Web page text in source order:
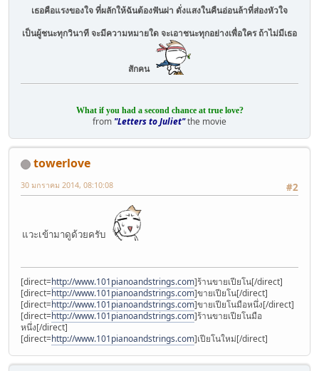
เธอคือแรงของใจ ที่ผลักให้ฉันต้องฟันผ่า ดั่งแสงในคืนอ่อนล้าที่ส่องหัวใจ
เป็นผู้ชนะทุกวินาที จะมีความหมายใด จะเอาชนะทุกอย่างเพื่อใคร ถ้าไม่มีเธอ
สักคน
What if you had a second chance at true love?
from "Letters to Juliet"the movie
towerlove
#2
30 มกราคม 2014, 08:10:08
แวะเข้ามาดูด้วยครับ
[direct=http://www.101pianoandstrings.com]ร้านขายเปียโน[/direct]
[direct=http://www.101pianoandstrings.com]ขายเปียโน[/direct]
[direct=http://www.101pianoandstrings.com]ขายเปียโนมือหนึ่ง[/direct]
[direct=http://www.101pianoandstrings.com]ร้านขายเปียโนมือ
หนึ่ง[/direct]
[direct=http://www.101pianoandstrings.com]เปียโนใหม่[/direct]